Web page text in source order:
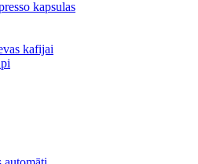
kapsulas
kafijai